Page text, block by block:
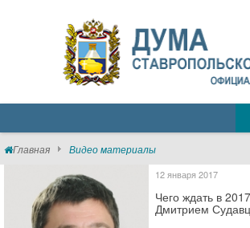
Главная Видео материалы
12 января 2017
Чего ждать в
Дмитрием